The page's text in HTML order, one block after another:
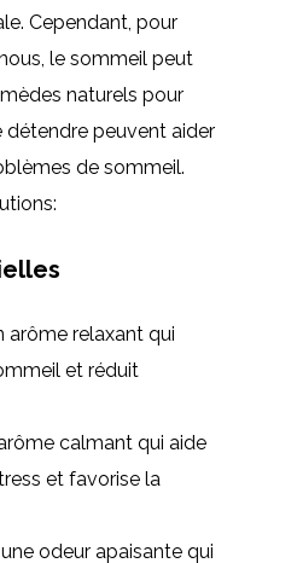
Cependant, pour
le sommeil peut
naturels pour
détendre peuvent aider
de sommeil.
arôme relaxant qui
et réduit
calmant qui aide
et favorise la
odeur apaisante qui